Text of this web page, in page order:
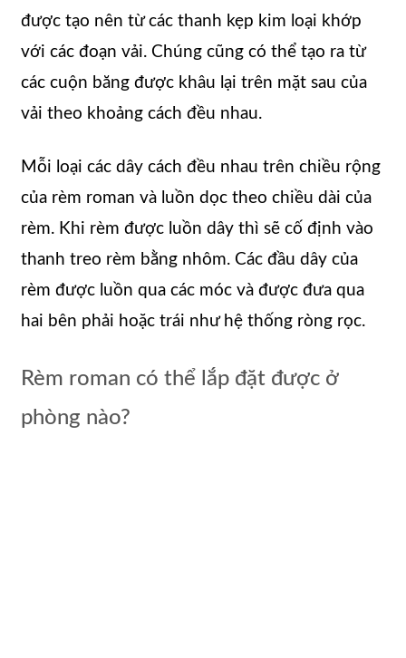
được tạo nên từ các thanh kẹp kim loại khớp
với các đoạn vải. Chúng cũng có thể tạo ra từ
các cuộn băng được khâu lại trên mặt sau của
vải theo khoảng cách đều nhau.
Mỗi loại các dây cách đều nhau trên chiều rộng
của rèm roman và luồn dọc theo chiều dài của
rèm. Khi rèm được luồn dây thì sẽ cố định vào
thanh treo rèm bằng nhôm. Các đầu dây của
rèm được luồn qua các móc và được đưa qua
hai bên phải hoặc trái như hệ thống ròng rọc.
Rèm roman có thể lắp đặt được ở
phòng nào?